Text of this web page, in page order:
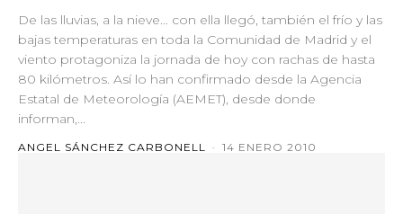
De las lluvias, a la nieve… con ella llegó, también el frío y las
bajas temperaturas en toda la Comunidad de Madrid y el
viento protagoniza la jornada de hoy con rachas de hasta
80 kilómetros. Así lo han confirmado desde la Agencia
Estatal de Meteorología (AEMET), desde donde
informan,...
ANGEL SÁNCHEZ CARBONELL - 14 ENERO 2010